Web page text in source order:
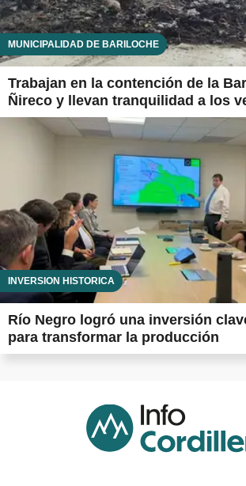
MUNICIPALIDAD DE BARILOCHE
Trabajan en la contención de la
Ñireco y llevan tranquilidad a los
INVERSIÓN HISTÓRICA
Río Negro logró una inversión
para transformar la producción